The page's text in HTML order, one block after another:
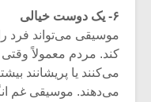
۶- یک دوست خیالی
موسیقی می‌تواند فرد
کند. مردم معمولاً
می‌کنند یا پریشانند
می‌دهند. موسیقی غم